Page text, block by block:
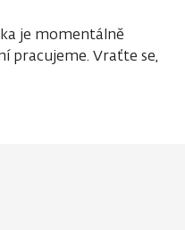
je momentálně
pracujeme. Vraťte se,